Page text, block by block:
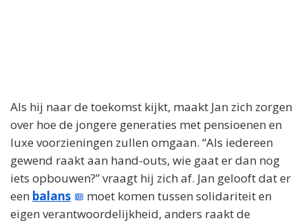
Als hij naar de toekomst kijkt, maakt Jan zich zorgen
over hoe de jongere generaties met pensioenen en
luxe voorzieningen zullen omgaan. “Als iedereen
gewend raakt aan hand-outs, wie gaat er dan nog
iets opbouwen?” vraagt hij zich af. Jan gelooft dat er
een balans
moet komen tussen solidariteit en
eigen verantwoordelijkheid, anders raakt de